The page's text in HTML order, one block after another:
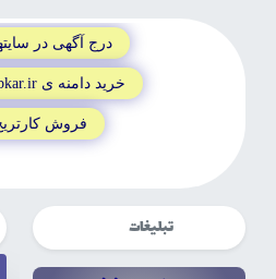
درج آگهى در
خريد دامنه ى MrKasebkar.ir باقيمت 20 ميليون تومان
فروش کارتريج
تبلیغات